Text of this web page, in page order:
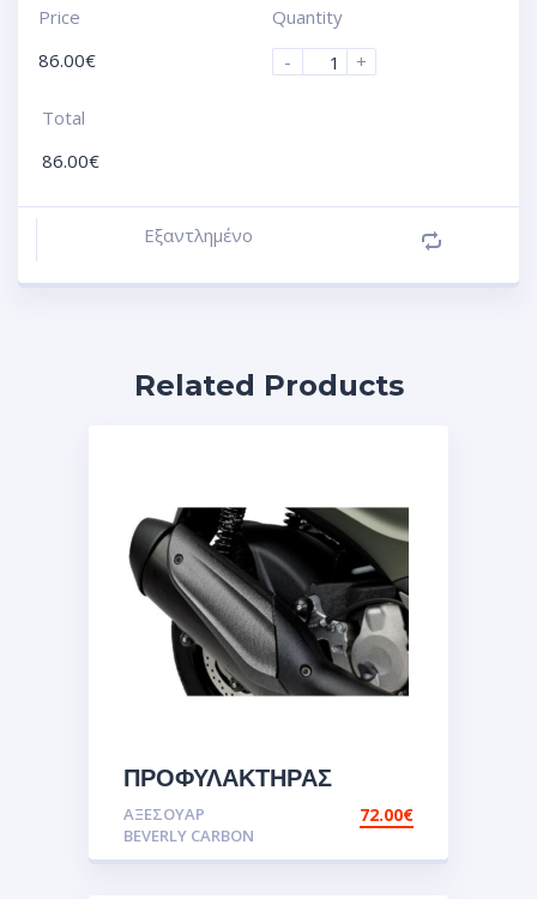
Price
86.00€
Quantity
-
+
Total
86.00€
Εξαντλημένο
Related Products
ΠΡΟΦΥΛΑΚΤΗΡΑΣ
ΕΞΑΤΜΙΣΗΣ CARBON
BEVERLY
ΑΞΕΣΟΥΑΡ
BEVERLY CARBON
72.00€